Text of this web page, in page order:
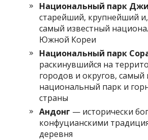
Национальный парк
старейший, крупнейший
самый известный
Южной Кореи
Национальный парк
раскинувшийся на
городов и округов, самый
национальный парк и
страны
Андонг — исторически
конфуцианскими
деревня